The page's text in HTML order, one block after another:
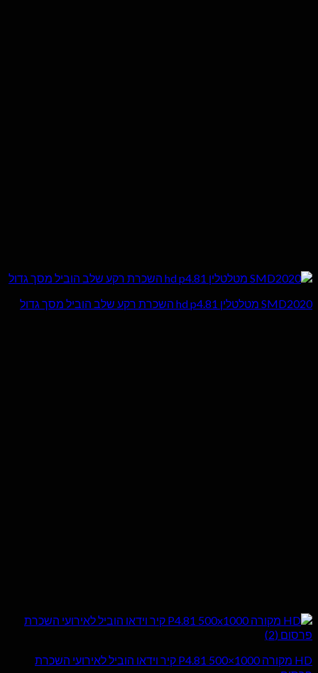
SMD2020 מטלטלין hd p4.81 השכרת רקע שלב הוביל מסך גדול
HD מקורה P4.81 500×1000 קיר וידאו הוביל לאירועי השכרת